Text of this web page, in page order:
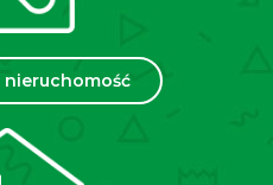
nieruchomość
nieruchomościami
oglądnięciem
z dnia 21 sierpnia